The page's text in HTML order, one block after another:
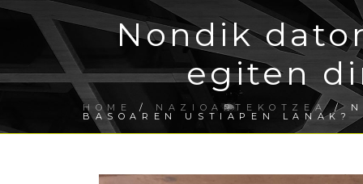
Nondik
egiten
HOME / NAZIOARTEKOTZEA/
BASOAREN USTIAPEN LANAK?